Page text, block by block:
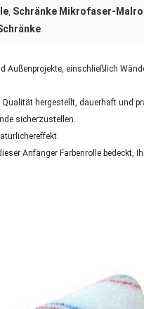
, Schränke Mikrofaser-
Außenprojekte, einschließlich
hergestellt, dauerhaft und
sicherzustellen.
Anfänger Farbenrolle bedeckt,